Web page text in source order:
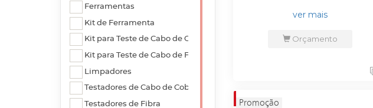
Gerador de Tons
Adaptador de Link Permanente
Adaptador LinkIQ
Adaptador LinkIQ e Microscanner
Cabo de Lançamento
Identificador Remoto
Ponta de Prova
Ferramentas
Kit de Ferramenta
Kit para Teste de Cabo de Cobre
Kit para Teste de Cabo de Fibra
Limpadores
Testadores de Cabo de Cobre
Testadores de Fibra
ver mais
Orçamento